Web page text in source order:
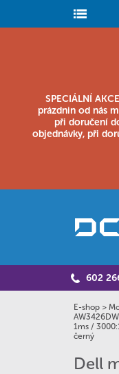
SPECIÁLNÍ
prázdnin od nás
při doručení
objednávky, při
602
E-shop >
1ms /
černý
Dell